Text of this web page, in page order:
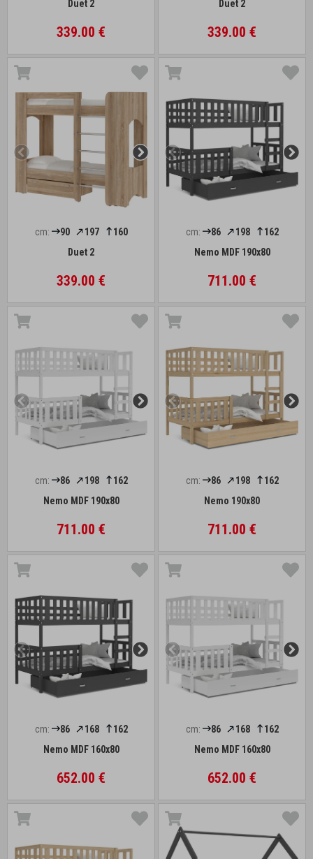
Duet 2
339.00 €
Duet 2
339.00 €
cm: 90 197
160
Duet 2
339.00 €
cm: 86 198
162
Nemo MDF 190x80
711.00 €
cm: 86 198
162
Nemo MDF 190x80
711.00 €
cm: 86 198
162
Nemo 190x80
711.00 €
cm: 86 168
162
Nemo MDF 160x80
652.00 €
cm: 86 168
162
Nemo MDF 160x80
652.00 €